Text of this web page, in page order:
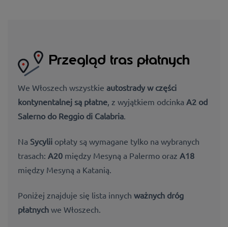
Przegląd tras płatnych
We Włoszech wszystkie autostrady w części
kontynentalnej są płatne , z wyjątkiem odcinka A2 od
Salerno do Reggio di Calabria
Na Sycylii opłaty są wymagane tylko na wybranych
trasach: A20 między Mesyną a Palermo oraz A18
między Mesyną a Katanią.
Poniżej znajduje się lista innych ważnych dróg
płatnych we Włoszech.